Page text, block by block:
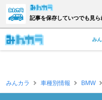
記事を保存していつでも見ら
み
みんカラ 車種別情報 BMW